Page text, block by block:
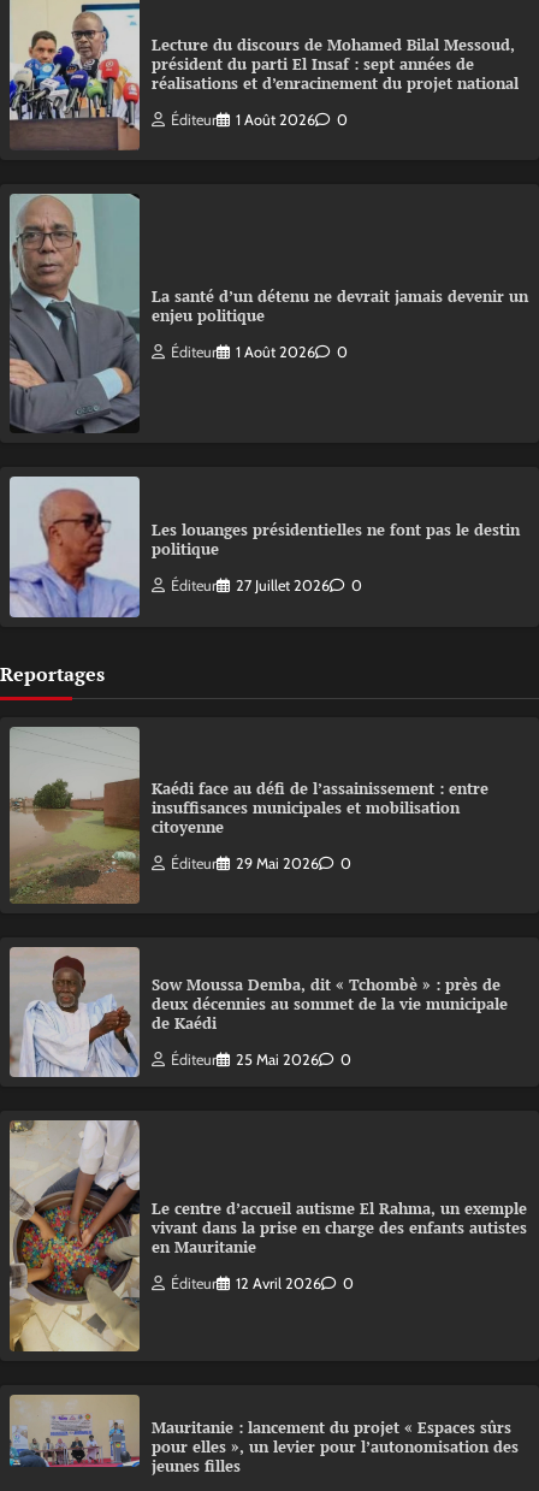
Lecture du discours de Mohamed Bilal Messoud,
président du parti El Insaf : sept années de
réalisations et d’enracinement du projet national
Éditeur 1 Août 2026 0
La santé d’un détenu ne devrait jamais devenir un
enjeu politique
Éditeur 1 Août 2026 0
Les louanges présidentielles ne font pas le destin
politique
Éditeur 27 Juillet 2026 0
Reportages
Kaédi face au défi de l’assainissement : entre
insuffisances municipales et mobilisation
citoyenne
Éditeur 29 Mai 2026 0
Sow Moussa Demba, dit « Tchombè » : près de
deux décennies au sommet de la vie municipale
de Kaédi
Éditeur 25 Mai 2026 0
Le centre d’accueil autisme El Rahma, un exemple
vivant dans la prise en charge des enfants autistes
en Mauritanie
Éditeur 12 Avril 2026 0
Mauritanie : lancement du projet « Espaces sûrs
pour elles », un levier pour l’autonomisation des
jeunes filles